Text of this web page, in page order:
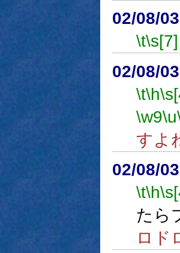
02/08/
\t\s[7]
02/08/
\t\h
\w9\u
すよ
02/08/
\t\h
たら
ロド